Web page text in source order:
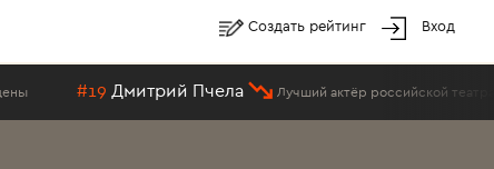
Создать рейтинг Вход
#19 Дмитрий Пчела Лучший актёр российской